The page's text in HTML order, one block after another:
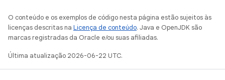
O conteúdo e os exemplos de código nesta página estão sujeitos às
licenças descritas na Licença de conteúdo. Java e OpenJDK são
marcas registradas da Oracle e/ou suas afiliadas.
Última atualização 2026-06-22 UTC.